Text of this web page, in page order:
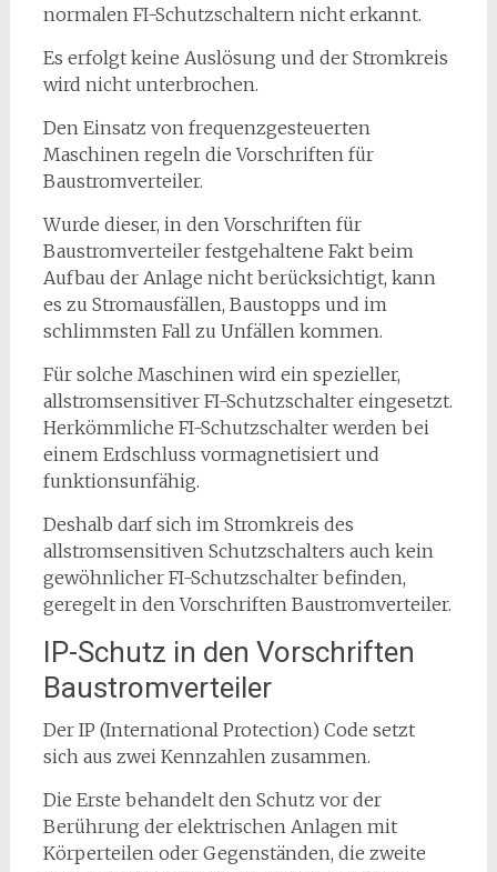
normalen FI-Schutzschaltern nicht erkannt.
Es erfolgt keine Auslösung und der Stromkreis
wird nicht unterbrochen.
Den Einsatz von frequenzgesteuerten
Maschinen regeln die Vorschriften für
Baustromverteiler.
Wurde dieser, in den Vorschriften für
Baustromverteiler festgehaltene Fakt beim
Aufbau der Anlage nicht berücksichtigt, kann
es zu Stromausfällen, Baustopps und im
schlimmsten Fall zu Unfällen kommen.
Für solche Maschinen wird ein spezieller,
allstromsensitiver FI-Schutzschalter eingesetzt.
Herkömmliche FI-Schutzschalter werden bei
einem Erdschluss vormagnetisiert und
funktionsunfähig.
Deshalb darf sich im Stromkreis des
allstromsensitiven Schutzschalters auch kein
gewöhnlicher FI-Schutzschalter befinden,
geregelt in den Vorschriften Baustromverteiler.
IP-Schutz in den Vorschriften
Baustromverteiler
Der IP (International Protection) Code setzt
sich aus zwei Kennzahlen zusammen.
Die Erste behandelt den Schutz vor der
Berührung der elektrischen Anlagen mit
Körperteilen oder Gegenständen, die zweite